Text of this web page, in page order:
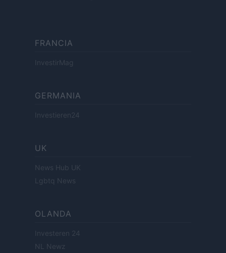
FRANCIA
InvestirMag
GERMANIA
Investieren24
UK
News Hub UK
Lgbtq News
OLANDA
Investeren 24
NL Newz